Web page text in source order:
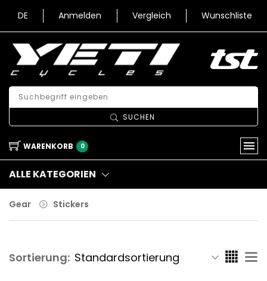
DE Anmelden Vergleich Wunschliste
SUCHEN
WARENKORB 0
ALLE KATEGORIEN
Gear Stickers
Sortierung: